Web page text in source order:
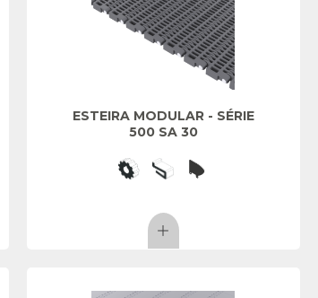
ESTEIRA MODULAR - SÉRIE
500 SA 30